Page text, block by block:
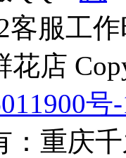
客服工
花店
号-
：重庆